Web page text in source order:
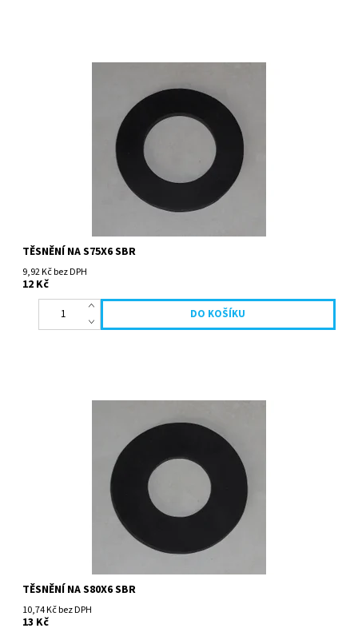
TĚSNĚNÍ NA S75X6 SBR
9,92 Kč bez DPH
12 Kč
TĚSNĚNÍ NA S80X6 SBR
10,74 Kč bez DPH
13 Kč